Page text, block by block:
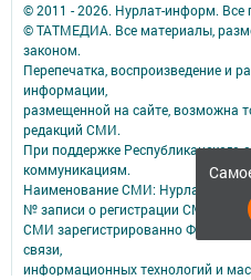
© 2011 - 2026. Нурлат-⁠информ.
© ТАТМЕДИА. Все материалы,
законом.
Перепечатка, воспроизведение и
информации,
размещенной на сайте, возможна
редакций СМИ.
При поддержке Республиканского
коммуникациям.
Наименование СМИ: Нурлат-⁠
№ записи о регистрации СМИ,
СМИ зарегистрированно
связи,
информационных технологий и